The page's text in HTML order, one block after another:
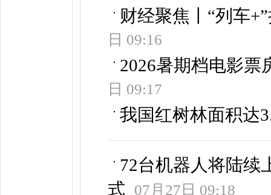
财经聚焦丨“列车
日 09:16
2026暑期档电影票
日 09:17
我国红树林面积达
72台机器人将陆续
式
07月27日 09:18